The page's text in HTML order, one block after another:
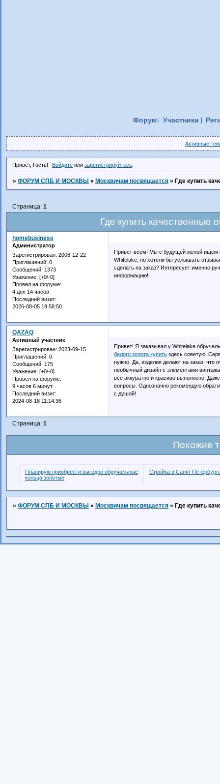
Форум Участники
Активные
Привет, Гость! Войдите илизарегистрируйтесь
» ФОРУМ СПБ И МОСКВЫ » Москвичам посвящается » Где купить
Где купить качественные
Страница: 1
homebusiness
Администратор
Зарегистрирован: 2006-12-22
Приглашений: 0
Сообщений: 1373
Уважение: [+0/-0]
Провел на форуме:
4 дня 14 часов
Последний визит:
2026-08-05 19:58:50
Привет всем! Мы с будущей женой ищем
Whitelake, но хотели бы услышать
сделать на заказ? Интересует именно
информацию!
QAZAQ
Активный участник
Зарегистрирован: 2023-09-15
Приглашений: 0
Сообщений: 175
Уважение: [+0/-0]
Провел на форуме:
9 часов 6 минут
Последний визит:
2024-08-18 11:14:36
Привет! Я заказывал у Whitelake
белого золота купитьздесь советую.
нужно. Да, изделия делают на заказ, что
необычный дизайн с элементами
все аккуратно и красиво выполнено.
вопросы. Однозначно рекомендую
с душой!
Страница: 1
Похожие
Планирую приобрести выгодно обручальные
кольца золотые
Стройка в Санкт
» ФОРУМ СПБ И МОСКВЫ » Москвичам посвящается » Где купить